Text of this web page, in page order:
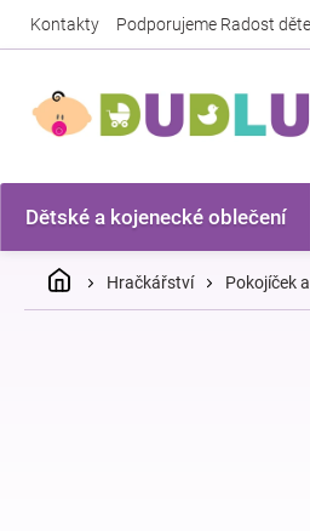
Kontakty Podporujeme Radost
Dětské a kojenecké oblečení
DomůHračkářství Pokojíček